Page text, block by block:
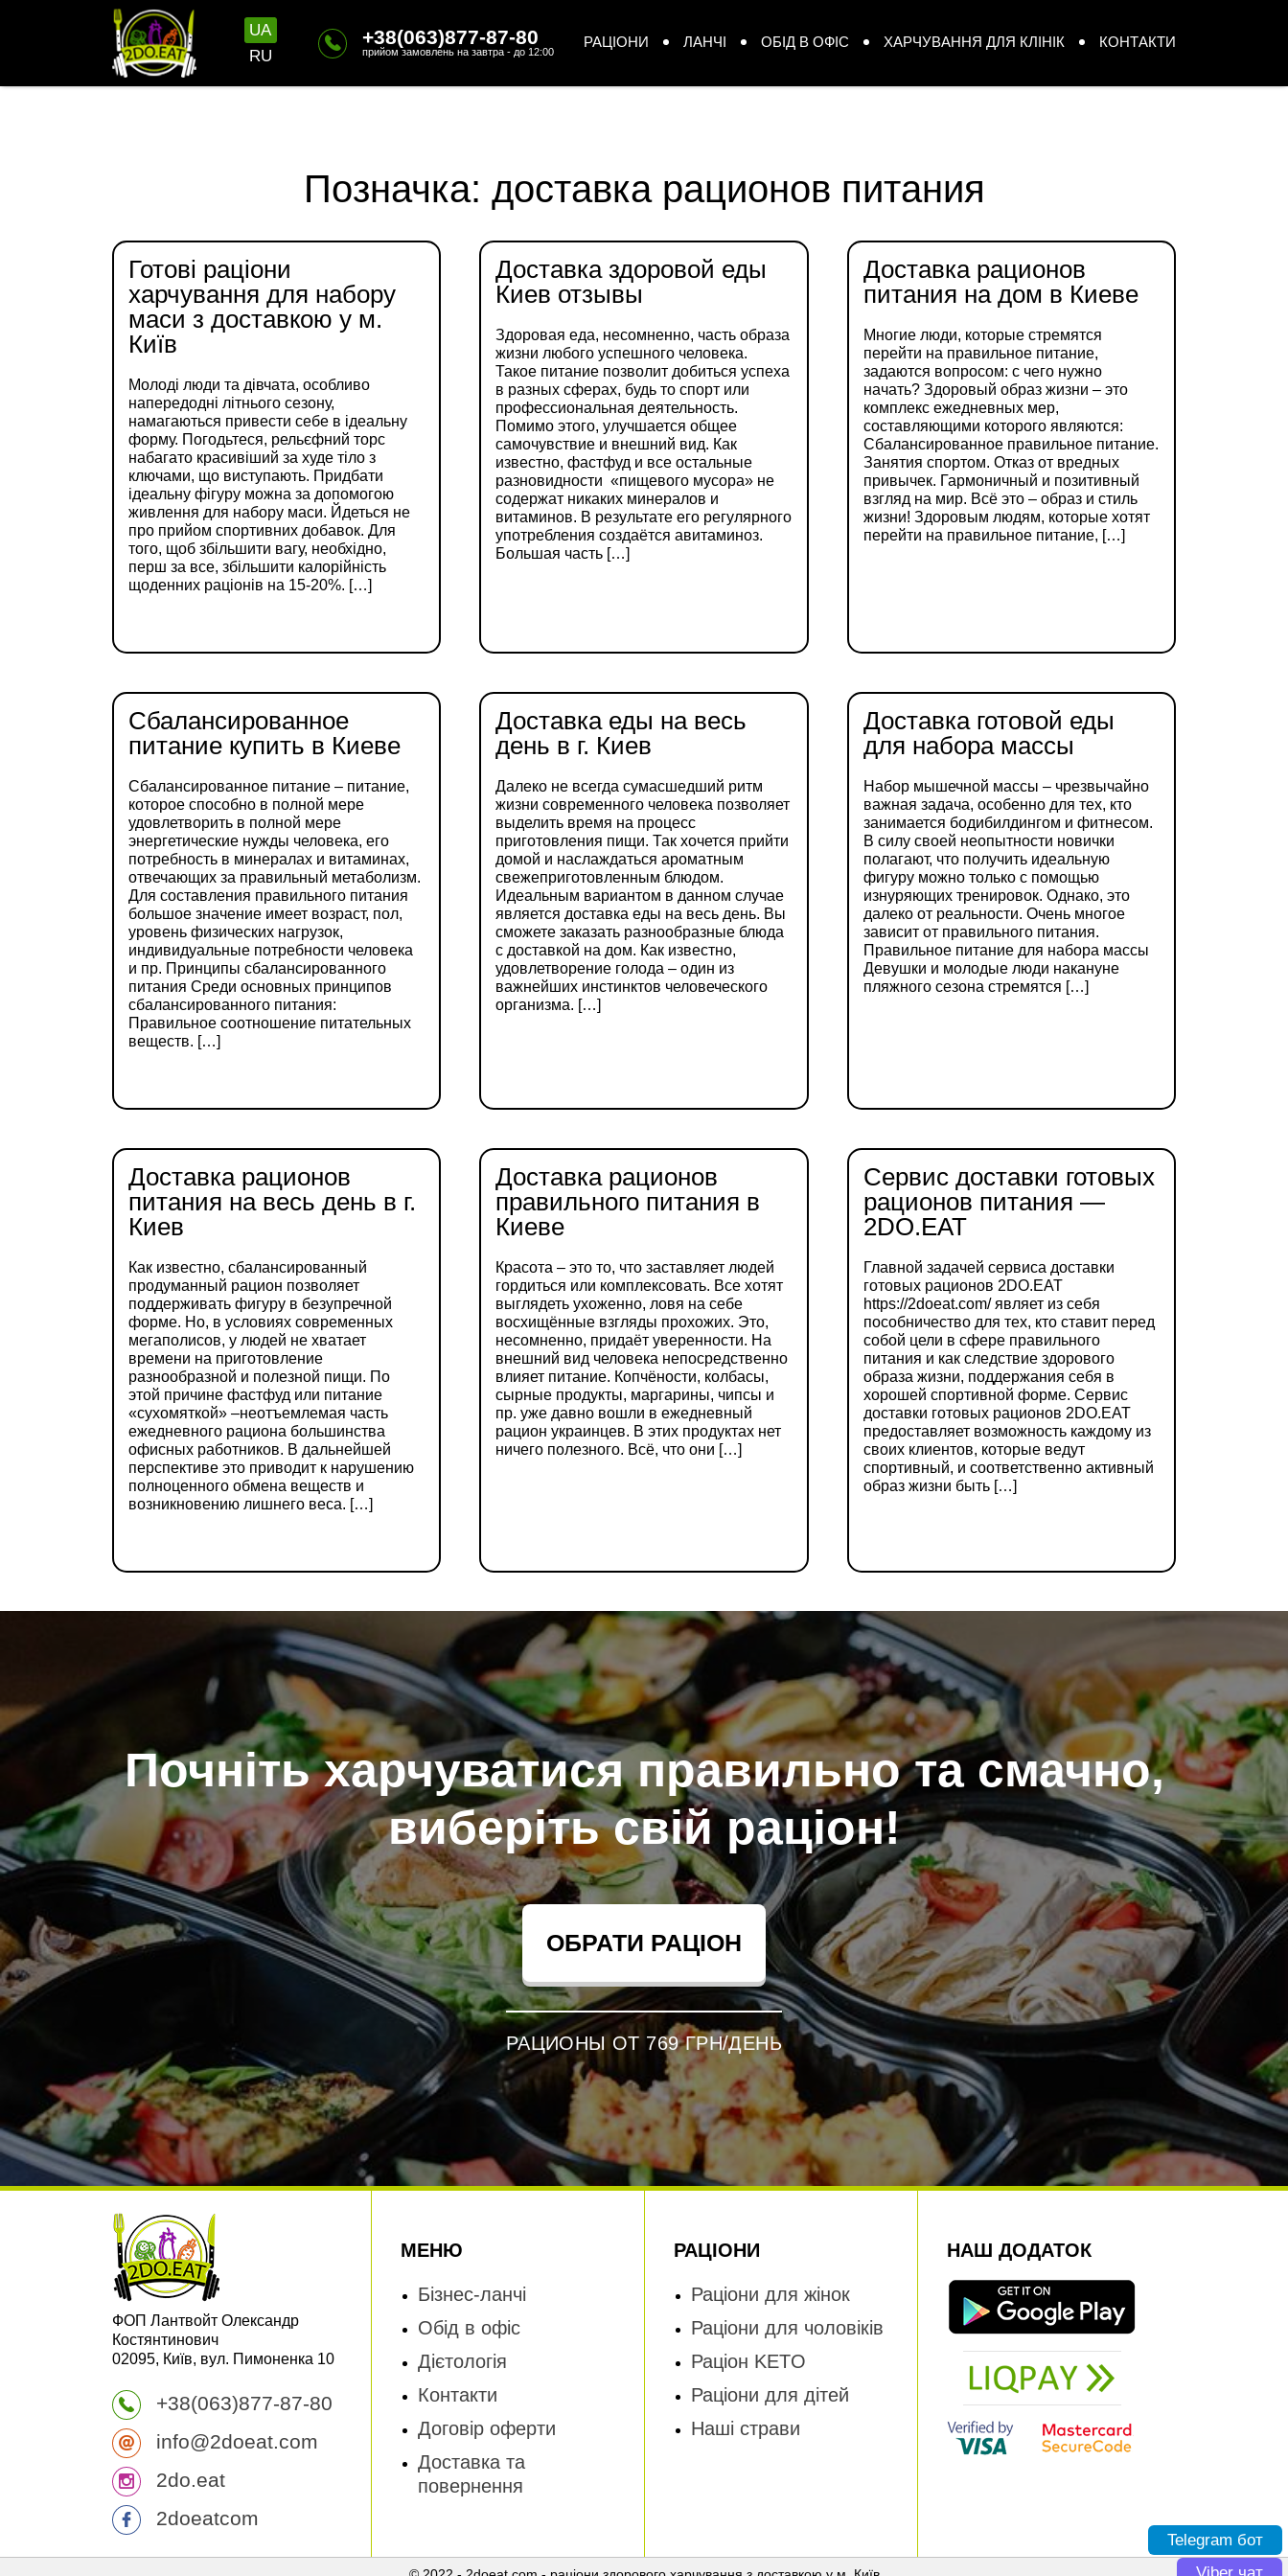
UA
RU
+38(063)877-87-80
прийом замовлень на завтра - до 12:00
РАЦІОНИ ЛАНЧІ ОБІД В ОФІС ХАРЧУВАННЯ ДЛЯ КЛІНІК КОНТАКТИ
Позначка: доставка рационов питания
Готові раціони
харчування для набору
маси з доставкою у м.
Київ
Молоді люди та дівчата, особливо
напередодні літнього сезону,
намагаються привести себе в ідеальну
форму. Погодьтеся, рельєфний торс
набагато красивіший за худе тіло з
ключами, що виступають. Придбати
ідеальну фігуру можна за допомогою
живлення для набору маси. Йдеться не
про прийом спортивних добавок. Для
того, щоб збільшити вагу, необхідно,
перш за все, збільшити калорійність
щоденних раціонів на 15-20%. […]
Доставка здоровой еды
Киев отзывы
Здоровая еда, несомненно, часть образа
жизни любого успешного человека.
Такое питание позволит добиться успеха
в разных сферах, будь то спорт или
профессиональная деятельность.
Помимо этого, улучшается общее
самочувствие и внешний вид. Как
известно, фастфуд и все остальные
разновидности «пищевого мусора» не
содержат никаких минералов и
витаминов. В результате его регулярного
употребления создаётся авитаминоз.
Большая часть […]
Доставка рационов
питания на дом в Киеве
Многие люди, которые стремятся
перейти на правильное питание,
задаются вопросом: с чего нужно
начать? Здоровый образ жизни – это
комплекс ежедневных мер,
составляющими которого являются:
Сбалансированное правильное питание.
Занятия спортом. Отказ от вредных
привычек. Гармоничный и позитивный
взгляд на мир. Всё это – образ и стиль
жизни! Здоровым людям, которые хотят
перейти на правильное питание, […]
Сбалансированное
питание купить в Киеве
Сбалансированное питание – питание,
которое способно в полной мере
удовлетворить в полной мере
энергетические нужды человека, его
потребность в минералах и витаминах,
отвечающих за правильный метаболизм.
Для составления правильного питания
большое значение имеет возраст, пол,
уровень физических нагрузок,
индивидуальные потребности человека
и пр. Принципы сбалансированного
питания Среди основных принципов
сбалансированного питания:
Правильное соотношение питательных
веществ. […]
Доставка еды на весь
день в г. Киев
Далеко не всегда сумасшедший ритм
жизни современного человека позволяет
выделить время на процесс
приготовления пищи. Так хочется прийти
домой и наслаждаться ароматным
свежеприготовленным блюдом.
Идеальным вариантом в данном случае
является доставка еды на весь день. Вы
сможете заказать разнообразные блюда
с доставкой на дом. Как известно,
удовлетворение голода – один из
важнейших инстинктов человеческого
организма. […]
Доставка готовой еды
для набора массы
Набор мышечной массы – чрезвычайно
важная задача, особенно для тех, кто
занимается бодибилдингом и фитнесом.
В силу своей неопытности новички
полагают, что получить идеальную
фигуру можно только с помощью
изнуряющих тренировок. Однако, это
далеко от реальности. Очень многое
зависит от правильного питания.
Правильное питание для набора массы
Девушки и молодые люди накануне
пляжного сезона стремятся […]
Доставка рационов
питания на весь день в г.
Киев
Как известно, сбалансированный
продуманный рацион позволяет
поддерживать фигуру в безупречной
форме. Но, в условиях современных
мегаполисов, у людей не хватает
времени на приготовление
разнообразной и полезной пищи. По
этой причине фастфуд или питание
«сухомяткой» –неотъемлемая часть
ежедневного рациона большинства
офисных работников. В дальнейшей
перспективе это приводит к нарушению
полноценного обмена веществ и
возникновению лишнего веса. […]
Доставка рационов
правильного питания в
Киеве
Красота – это то, что заставляет людей
гордиться или комплексовать. Все хотят
выглядеть ухоженно, ловя на себе
восхищённые взгляды прохожих. Это,
несомненно, придаёт уверенности. На
внешний вид человека непосредственно
влияет питание. Копчёности, колбасы,
сырные продукты, маргарины, чипсы и
пр. уже давно вошли в ежедневный
рацион украинцев. В этих продуктах нет
ничего полезного. Всё, что они […]
Сервис доставки готовых
рационов питания —
2DO.EAT
Главной задачей сервиса доставки
готовых рационов 2DO.EAT
https://2doeat.com/ являет из себя
пособничество для тех, кто ставит перед
собой цели в сфере правильного
питания и как следствие здорового
образа жизни, поддержания себя в
хорошей спортивной форме. Сервис
доставки готовых рационов 2DO.EAT
предоставляет возможность каждому из
своих клиентов, которые ведут
спортивный, и соответственно активный
образ жизни быть […]
Почніть харчуватися правильно та смачно,
виберіть свій раціон!
ОБРАТИ РАЦІОН
РАЦИОНЫ ОТ 769 ГРН/ДЕНЬ
ФОП Лантвойт Олександр
Костянтинович
02095, Київ, вул. Пимоненка 10
+38(063)877-87-80
info@2doeat.com
2do.eat
2doeatcom
МЕНЮ
Бізнес-ланчі
Обід в офіс
Дієтологія
Контакти
Договір оферти
Доставка та
повернення
РАЦІОНИ
Раціони для жінок
Раціони для чоловіків
Раціон KETO
Раціони для дітей
Наші страви
НАШ ДОДАТОК
Telegram бот